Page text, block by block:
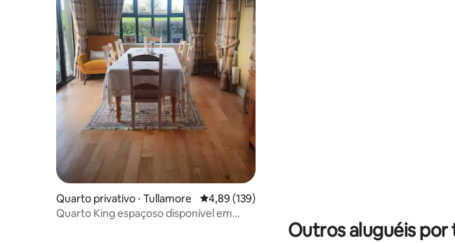
Quarto privativo ⋅ Tullamore 4,89 de uma avaliação média de 5, 139 avaliações
4,89 (139)
Quarto King espaçoso disponível em
Outros aluguéis